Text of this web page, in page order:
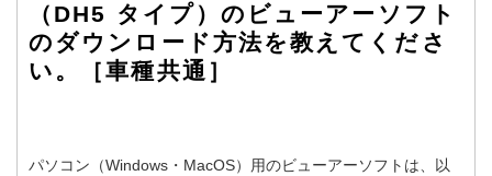
（DH5 タイプ）のビューアーソフト
のダウンロード方法を教えてくださ
い。［車種共通］
パソコン（Windows・MacOS）用のビューアーソフトは、以